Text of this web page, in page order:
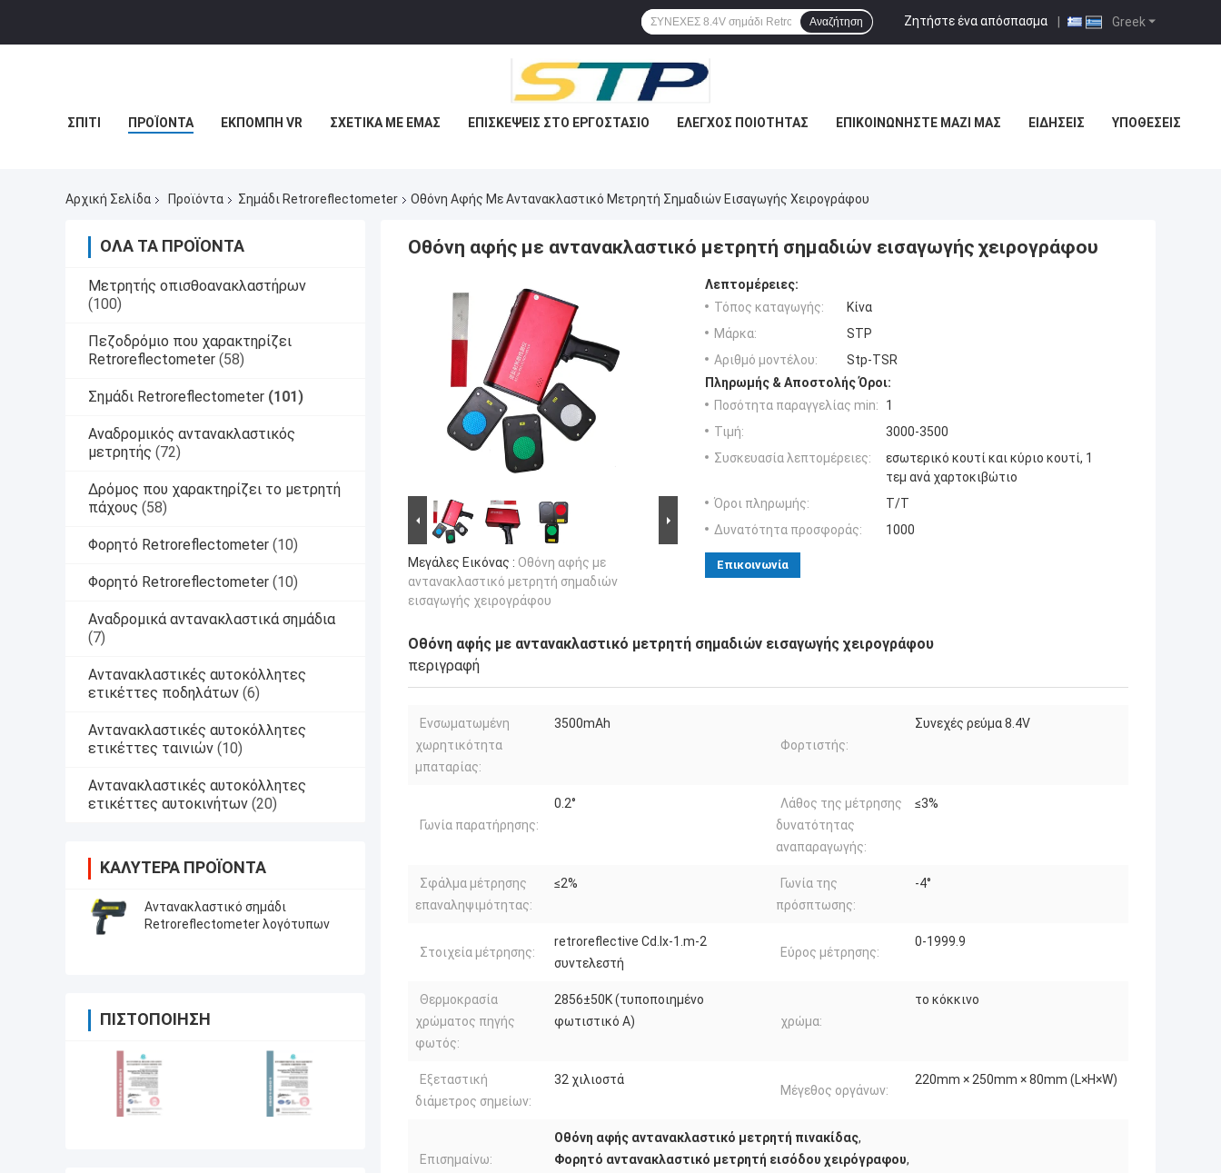
Greek
Ζητήστε ένα απόσπασμα |
Αναζήτηση
ΣΠΊΤΙ ΠΡΟΪΌΝΤΑ ΕΚΠΟΜΠΉ VR ΣΧΕΤΙΚΆ ΜΕ ΕΜΆΣ ΕΠΙΣΚΈΨΕΙΣ ΣΤΟ ΕΡΓΟΣΤΆΣΙΟ ΈΛΕΓΧΟΣ ΠΟΙΌΤΗΤΑΣ ΕΠΙΚΟΙΝΩΝΉΣΤΕ ΜΑΖΊ ΜΑΣ ΕΙΔΉΣΕΙΣ ΥΠΟΘΈΣΕΙΣ
Αρχική Σελίδα Προϊόντα Σημάδι Retroreflectometer Οθόνη Αφής Με Αντανακλαστικό Μετρητή Σημαδιών Εισαγωγής Χειρογράφου
ΌΛΑ ΤΑ ΠΡΟΪΌΝΤΑ
Μετρητής οπισθοανακλαστήρων
(100)
Πεζοδρόμιο που χαρακτηρίζει
Retroreflectometer (58)
Σημάδι Retroreflectometer (101)
Αναδρομικός αντανακλαστικός
μετρητής (72)
Δρόμος που χαρακτηρίζει το μετρητή
πάχους (58)
Φορητό Retroreflectometer (10)
Φορητό Retroreflectometer (10)
Αναδρομικά αντανακλαστικά σημάδια
(7)
Αντανακλαστικές αυτοκόλλητες
ετικέττες ποδηλάτων (6)
Αντανακλαστικές αυτοκόλλητες
ετικέττες ταινιών (10)
Αντανακλαστικές αυτοκόλλητες
ετικέττες αυτοκινήτων (20)
ΚΑΛΎΤΕΡΑ ΠΡΟΪΌΝΤΑ
Αντανακλαστικό σημάδι
Retroreflectometer λογότυπων
ΠΙΣΤΟΠΟΊΗΣΗ
Οθόνη αφής με αντανακλαστικό μετρητή σημαδιών εισαγωγής χειρογράφου
Μεγάλες Εικόνας : Οθόνη αφής με
αντανακλαστικό μετρητή σημαδιών
εισαγωγής χειρογράφου
Λεπτομέρειες:
Τόπος καταγωγής:
Κίνα
Μάρκα:
STP
Αριθμό μοντέλου:
Stp-TSR
Πληρωμής & Αποστολής Όροι:
Ποσότητα παραγγελίας min:
1
Τιμή:
3000-3500
Συσκευασία λεπτομέρειες:
εσωτερικό κουτί και κύριο κουτί, 1
τεμ ανά χαρτοκιβώτιο
Όροι πληρωμής:
T/T
Δυνατότητα προσφοράς:
1000
Επικοινωνία
Οθόνη αφής με αντανακλαστικό μετρητή σημαδιών εισαγωγής χειρογράφου
περιγραφή
Ενσωματωμένη
χωρητικότητα
μπαταρίας:
3500mAh
Φορτιστής:
Συνεχές ρεύμα 8.4V
Γωνία παρατήρησης:
0.2°
Λάθος της μέτρησης
δυνατότητας
αναπαραγωγής:
≤3%
Σφάλμα μέτρησης
επαναληψιμότητας:
≤2%
Γωνία της
πρόσπτωσης:
-4°
Στοιχεία μέτρησης:
retroreflective Cd.lx-1.m-2
συντελεστή
Εύρος μέτρησης:
0-1999.9
Θερμοκρασία
χρώματος πηγής
φωτός:
2856±50K (τυποποιημένο
φωτιστικό Α)
χρώμα:
το κόκκινο
Εξεταστική
διάμετρος σημείων:
32 χιλιοστά
Μέγεθος οργάνων:
220mm × 250mm × 80mm (L×H×W)
Επισημαίνω:
Οθόνη αφής αντανακλαστικό μετρητή πινακίδας,
Φορητό αντανακλαστικό μετρητή εισόδου χειρόγραφου,